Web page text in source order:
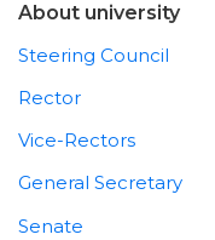
About university
Steering Council
Rector
Vice-Rectors
General Secretary
Senate